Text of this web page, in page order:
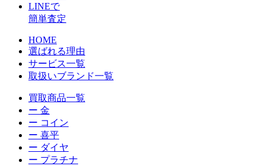
LINEで
簡単査定
HOME
選ばれる理由
サービス一覧
取扱いブランド一覧
買取商品一覧
ー 金
ー コイン
ー 喜平
ー ダイヤ
ー プラチナ